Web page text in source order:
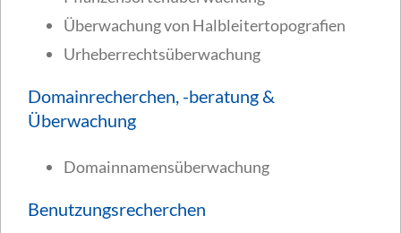
Überwachung von Halbleitertopografien
Urheberrechtsüberwachung
Domainrecherchen, -beratung &
Überwachung
Domainnamensüberwachung
Benutzungsrecherchen